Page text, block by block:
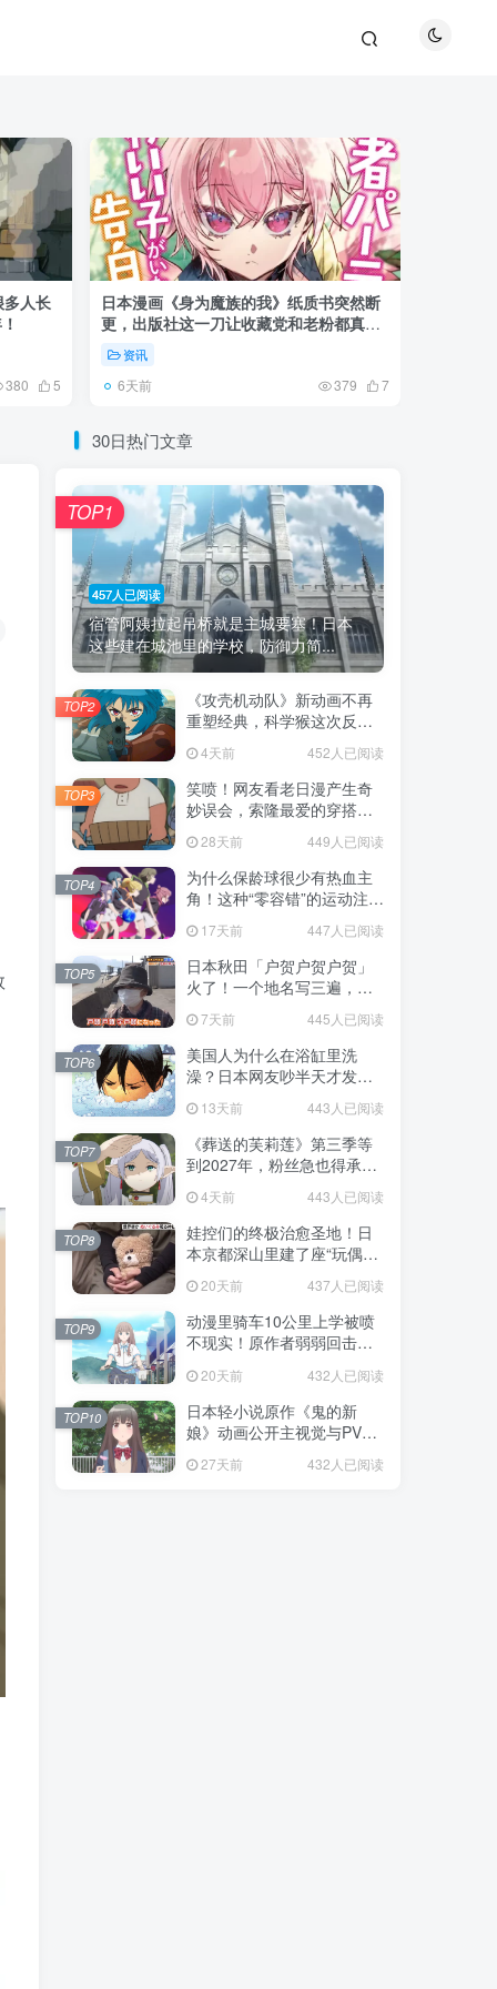
人长
380 5
日本漫画《身为魔族的我》纸质书突然断
更，出版社这一刀让收藏党和老粉都真慌
了起来！
资讯
6天前 379 7
30日热门文章
457人已阅读
宿管阿姨拉起吊桥就是主城要塞！日本
这些建在城池里的学校，防御力简...
TOP1
《攻壳机动队》新动画不再
重塑经典，科学猴这次反而
4天前 452人已阅读
TOP2
笑喷！网友看老日漫产生奇
妙误会，索隆最爱的穿搭竟
28天前 449人已阅读
TOP3
为什么保龄球很少有热血主
角！这种“零容错”的运动注定
们的生活！
17天前 447人已阅读
TOP4
日本秋田「户贺户贺户贺」
火了！一个地名写三遍，竟
不是玩梗而是150年旧账！
7天前 445人已阅读
TOP5
美国人为什么在浴缸里洗
澡？日本网友吵半天才发
现，生活习惯差异背后其实
藏在浴室地板里！
13天前 443人已阅读
TOP6
《葬送的芙莉莲》第三季等
到2027年，粉丝急也得承认
这次慢得有道理！
4天前 443人已阅读
TOP7
娃控们的终极治愈圣地！日
本京都深山里建了座“玩偶神
社”，不仅能拍照还能给娃祈
福！20天前 437人已阅读
TOP8
动漫里骑车10公里上学被喷
不现实！原作者弱弱回击：
常通勤！
20天前 432人已阅读
TOP9
日本轻小说原作《鬼的新
娘》动画公开主视觉与PV，
太会挑人！
27天前 432人已阅读
TOP10